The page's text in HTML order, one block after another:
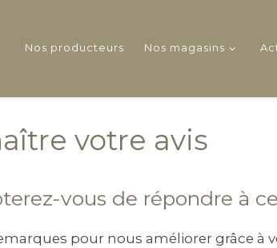
Nos producteurs Nos magasins
votre avis
vous de répondre à
pour nous améliorer grâce à